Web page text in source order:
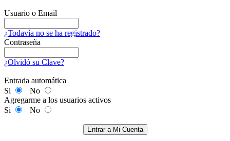
Usuario o Email
¿Todavía no se ha registrado?
Contraseña
¿Olvidó su Clave?
Entrada automática
Si
No
Agregarme a los usuarios activos
Si
No
Entrar a Mi Cuenta